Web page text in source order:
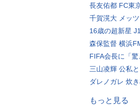
長友佑都 FC東
千賀滉大 メッ
16歳の超新星
森保監督 横浜
FIFA会長に「驚
三山凌輝 公私
ダレノガレ 炊
もっと見る